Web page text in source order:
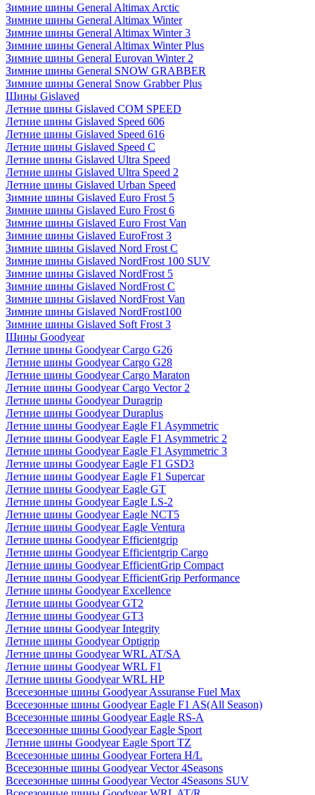
Зимние шины General Altimax Arctic
Зимние шины General Altimax Winter
Зимние шины General Altimax Winter 3
Зимние шины General Altimax Winter Plus
Зимние шины General Eurovan Winter 2
Зимние шины General SNOW GRABBER
Зимние шины General Snow Grabber Plus
Шины Gislaved
Летние шины Gislaved COM SPEED
Летние шины Gislaved Speed 606
Летние шины Gislaved Speed 616
Летние шины Gislaved Speed C
Летние шины Gislaved Ultra Speed
Летние шины Gislaved Ultra Speed 2
Летние шины Gislaved Urban Speed
Зимние шины Gislaved Euro Frost 5
Зимние шины Gislaved Euro Frost 6
Зимние шины Gislaved Euro Frost Van
Зимние шины Gislaved EuroFrost 3
Зимние шины Gislaved Nord Frost C
Зимние шины Gislaved NordFrost 100 SUV
Зимние шины Gislaved NordFrost 5
Зимние шины Gislaved NordFrost C
Зимние шины Gislaved NordFrost Van
Зимние шины Gislaved NordFrost100
Зимние шины Gislaved Soft Frost 3
Шины Goodyear
Летние шины Goodyear Cargo G26
Летние шины Goodyear Cargo G28
Летние шины Goodyear Cargo Maraton
Летние шины Goodyear Cargo Vector 2
Летние шины Goodyear Duragrip
Летние шины Goodyear Duraplus
Летние шины Goodyear Eagle F1 Asymmetric
Летние шины Goodyear Eagle F1 Asymmetric 2
Летние шины Goodyear Eagle F1 Asymmetric 3
Летние шины Goodyear Eagle F1 GSD3
Летние шины Goodyear Eagle F1 Supercar
Летние шины Goodyear Eagle GT
Летние шины Goodyear Eagle LS-2
Летние шины Goodyear Eagle NCT5
Летние шины Goodyear Eagle Ventura
Летние шины Goodyear Efficientgrip
Летние шины Goodyear Efficientgrip Cargo
Летние шины Goodyear EfficientGrip Compact
Летние шины Goodyear EfficientGrip Performance
Летние шины Goodyear Excellence
Летние шины Goodyear GT2
Летние шины Goodyear GT3
Летние шины Goodyear Integrity
Летние шины Goodyear Optigrip
Летние шины Goodyear WRL AT/SA
Летние шины Goodyear WRL F1
Летние шины Goodyear WRL HP
Всесезонные шины Goodyear Assuranse Fuel Max
Всесезонные шины Goodyear Eagle F1 AS(All Season)
Всесезонные шины Goodyear Eagle RS-A
Всесезонные шины Goodyear Eagle Sport
Летние шины Goodyear Eagle Sport TZ
Всесезонные шины Goodyear Fortera H/L
Всесезонные шины Goodyear Vector 4Seasons
Всесезонные шины Goodyear Vector 4Seasons SUV